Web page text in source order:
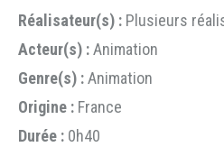
Réalisateur(s) : Plusieurs
Acteur(s) :Animation
Genre(s) :Animation
Origine : France
Durée : 0h40